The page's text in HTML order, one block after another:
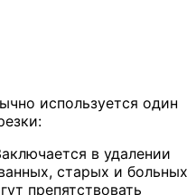
используется один
в удалении
старых и больных
препятствовать